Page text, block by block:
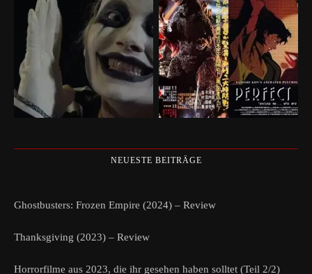
NEUESTE BEITRÄGE
Ghostbusters: Frozen Empire (2024) – Review
Thanksgiving (2023) – Review
Horrorfilme aus 2023, die ihr gesehen haben solltet (Teil 2/2)